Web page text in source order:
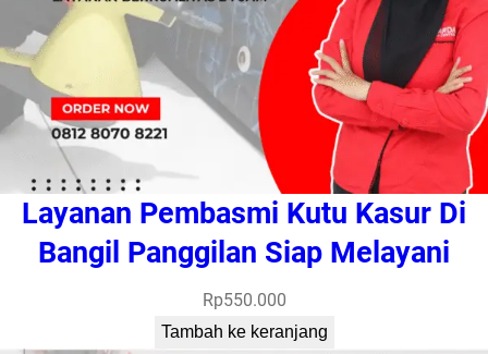
Layanan Pembasmi Kutu Kasur Di
Bangil Panggilan Siap Melayani
Rp550.000
Tambah ke keranjang